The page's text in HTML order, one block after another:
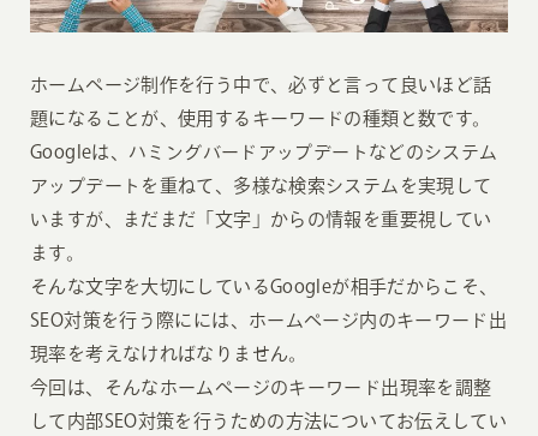
ホームページ制作を行う中で、必ずと言って良いほど話
題になることが、使用するキーワードの種類と数です。
Googleは、ハミングバードアップデートなどのシステム
アップデートを重ねて、多様な検索システムを実現して
いますが、まだまだ「文字」からの情報を重要視してい
ます。
そんな文字を大切にしているGoogleが相手だからこそ、
SEO対策を行う際にには、ホームページ内のキーワード出
現率を考えなければなりません。
今回は、そんなホームページのキーワード出現率を調整
して内部SEO対策を行うための方法についてお伝えしてい